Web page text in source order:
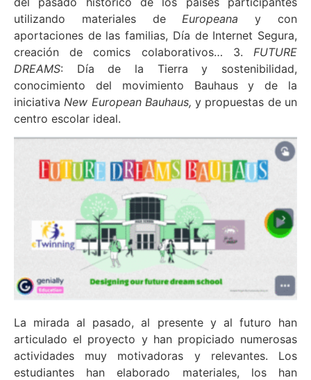
utilizando materiales de Europeanay con
aportaciones de las familias, Día de Internet Segura,
creación de comics colaborativos… 3. FUTURE
DREAMS: Día de la Tierra y sostenibilidad,
conocimiento del movimiento Bauhaus y de la
iniciativa New European Bauhaus,y propuestas de un
centro escolar ideal.
La mirada al pasado, al presente y al futuro han
articulado el proyecto y han propiciado numerosas
actividades muy motivadoras y relevantes. Los
estudiantes han elaborado materiales, los han